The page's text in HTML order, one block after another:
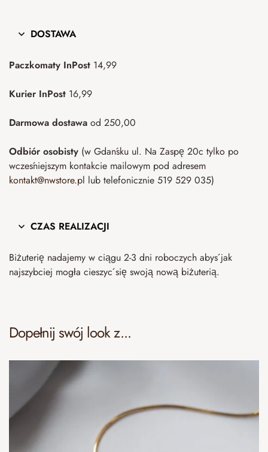
DOSTAWA
Paczkomaty InPost 14,99
Kurier InPost 16,99
Darmowa dostawa od 250,00
Odbiór osobisty (w Gdańsku ul. Na Zaspę 20c tylko po
wcześniejszym kontakcie mailowym pod adresem
kontakt@nwstore.pl lub telefonicznie 519 529 035)
CZAS REALIZACJI
Biżuterię nadajemy w ciągu 2-3 dni roboczych abyś jak
najszybciej mogła cieszyć się swoją nową biżuterią.
Dopełnij swój look z...